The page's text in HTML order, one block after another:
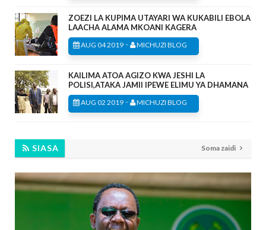
ZOEZI LA KUPIMA UTAYARI WA KUKABILI EBOLA
LAACHA ALAMA MKOANI KAGERA
AUG 04 2019 - MICHUZI BLOG
KAILIMA ATOA AGIZO KWA JESHI LA
POLISI,ATAKA JAMII IPEWE ELIMU YA DHAMANA
AUG 02 2019 - MICHUZI BLOG
SIASA Soma zaidi